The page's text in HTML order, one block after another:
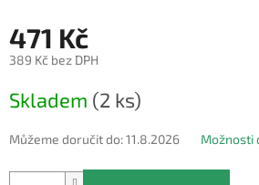
471 Kč
389 Kč bez DPH
cena:
Skladem (2 ks)
Můžeme doručit do:11.8.2026 Možnosti